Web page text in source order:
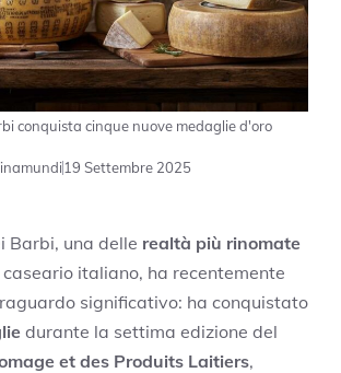
conquista cinque nuove medaglie d'oro
19 Settembre 2025
Barbi, una delle realtà più rinomate
italiano, ha recentemente
significativo: ha conquistato
durante la settima edizione del
et des Produits Laitiers,